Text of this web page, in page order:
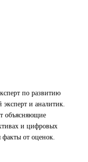
по развитию
и аналитик.
объясняющие
и цифровых
факты от оценок.